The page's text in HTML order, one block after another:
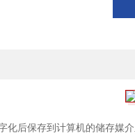
化后保存到计算机的储存媒